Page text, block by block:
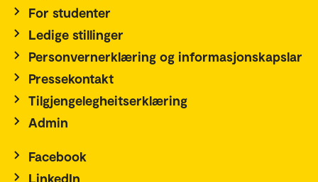
For studenter
Ledige stillinger
Personvernerklæring og informasjonskapslar
Pressekontakt
Tilgjengelegheitserklæring
Admin
Facebook
LinkedIn